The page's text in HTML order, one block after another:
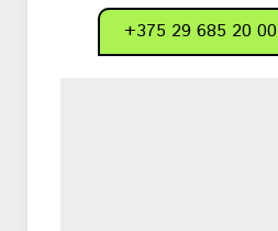
+375 29 685 20 00